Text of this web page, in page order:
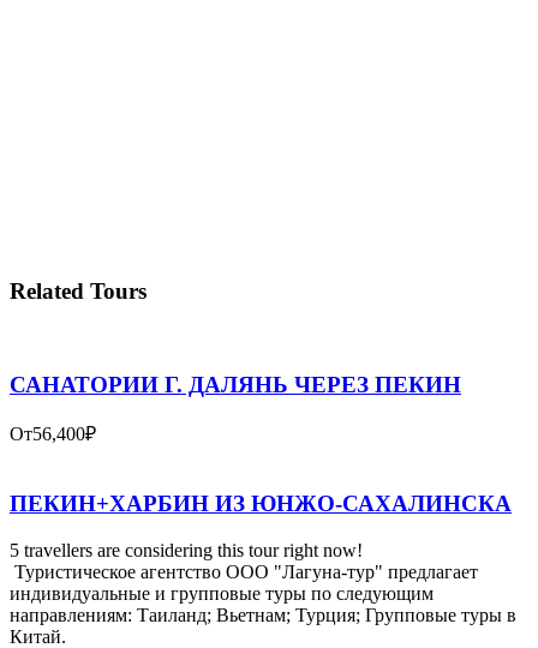
Related Tours
САНАТОРИИ Г. ДАЛЯНЬ ЧЕРЕЗ ПЕКИН
От56,400₽
ПЕКИН+ХАРБИН ИЗ ЮНЖО-САХАЛИНСКА
5 travellers are considering this tour right now!
Туристическое агентство ООО "Лагуна-тур" предлагает
индивидуальные и групповые туры по следующим
направлениям: Таиланд; Вьетнам; Турция; Групповые туры в
Китай.